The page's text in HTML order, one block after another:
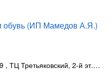
обувь (ИП Мамедов А.Я.)
, ТЦ Третьяковский, 2-й эт.(муж. и жен.отдел), 3-й эт. (дет. отдел)